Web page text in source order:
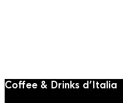
Coffee & Drinks d’Italia